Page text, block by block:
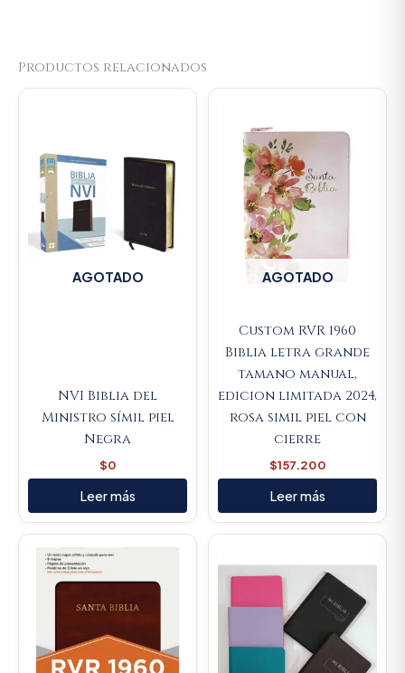
Productos relacionados
AGOTADO
NVI Biblia del
Ministro símil piel
Negra
$0
Leer más
AGOTADO
Custom RVR 1960
Biblia letra grande
tamano manual,
edicion limitada 2024,
rosa simil piel con
cierre
$157.200
Leer más